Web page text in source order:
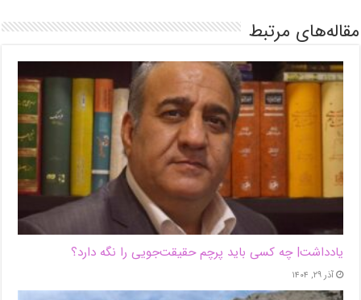
مقاله‌های مرتبط
یادداشت| ‌چه کسی باید پرچم حقیقت‌جویی را نگه دارد؟
آذر ۲۹, ۱۴۰۴